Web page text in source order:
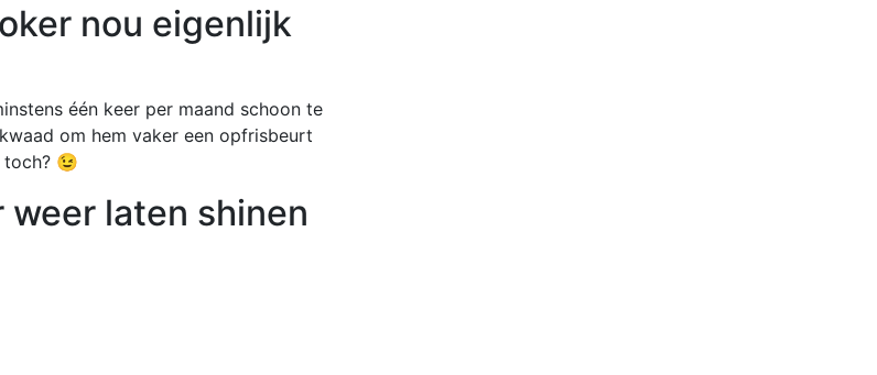
nou eigenlijk
één keer per maand schoon te
om hem vaker een opfrisbeurt
toch? 😉
laten shinen